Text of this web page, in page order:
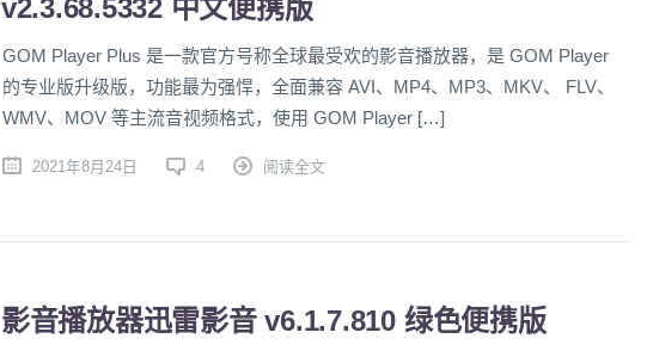
v2.3.68.5332 中文便携版
GOM Player Plus 是一款官方号称全球最受欢的影音播放器，是 GOM Player
的专业版升级版，功能最为强悍，全面兼容 AVI、MP4、MP3、MKV、 FLV、
WMV、MOV 等主流音视频格式，使用 GOM Player […]
2021年8月24日 4 阅读全文
影音播放器迅雷影音 v6.1.7.810 绿色便携版